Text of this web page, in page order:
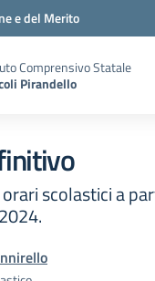
e del Merito
Comprensivo Statale
Pirandello
scolastici a